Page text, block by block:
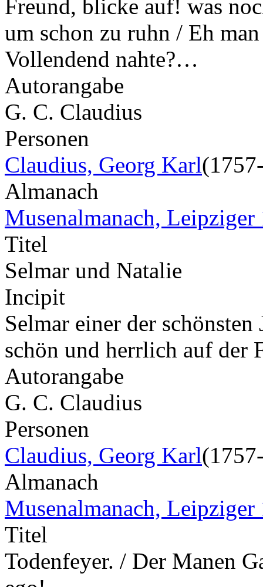
Freund, blicke auf! was
um schon zu ruhn / Eh
Vollendend nahte?…
Autorangabe
G. C. Claudius
Personen
Claudius, Georg Karl
Almanach
Musenalmanach, Leipziger
Titel
Selmar und Natalie
Incipit
Selmar einer der
schön und herrlich auf
Autorangabe
G. C. Claudius
Personen
Claudius, Georg Karl
Almanach
Musenalmanach, Leipziger
Titel
Todenfeyer. / Der Manen